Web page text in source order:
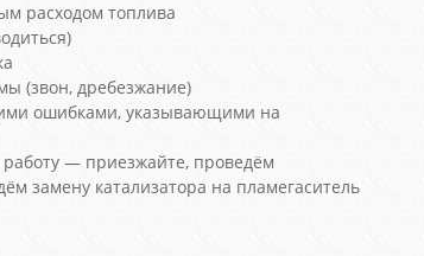
расходом топлива
(звон, дребезжание)
ошибками, указывающими на
— приезжайте, проведём
замену катализатора на пламегаситель